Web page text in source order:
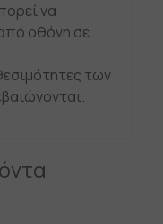
να
οθόνη σε
των